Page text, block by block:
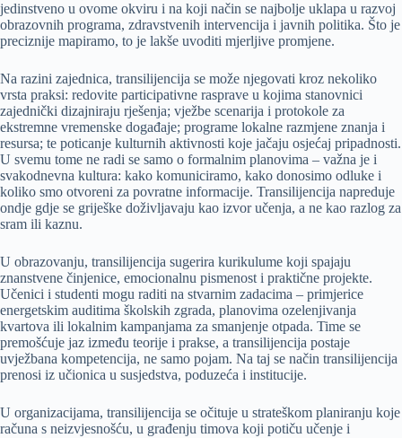
jedinstveno u ovome okviru i na koji način se najbolje uklapa u razvoj
obrazovnih programa, zdravstvenih intervencija i javnih politika. Što je
preciznije mapiramo, to je lakše uvoditi mjerljive promjene.
Na razini zajednica, transilijencija se može njegovati kroz nekoliko
vrsta praksi: redovite participativne rasprave u kojima stanovnici
zajednički dizajniraju rješenja; vježbe scenarija i protokole za
ekstremne vremenske događaje; programe lokalne razmjene znanja i
resursa; te poticanje kulturnih aktivnosti koje jačaju osjećaj pripadnosti.
U svemu tome ne radi se samo o formalnim planovima – važna je i
svakodnevna kultura: kako komuniciramo, kako donosimo odluke i
koliko smo otvoreni za povratne informacije. Transilijencija napreduje
ondje gdje se griješke doživljavaju kao izvor učenja, a ne kao razlog za
sram ili kaznu.
U obrazovanju, transilijencija sugerira kurikulume koji spajaju
znanstvene činjenice, emocionalnu pismenost i praktične projekte.
Učenici i studenti mogu raditi na stvarnim zadacima – primjerice
energetskim auditima školskih zgrada, planovima ozelenjivanja
kvartova ili lokalnim kampanjama za smanjenje otpada. Time se
premošćuje jaz između teorije i prakse, a transilijencija postaje
uvježbana kompetencija, ne samo pojam. Na taj se način transilijencija
prenosi iz učionica u susjedstva, poduzeća i institucije.
U organizacijama, transilijencija se očituje u strateškom planiranju koje
računa s neizvjesnošću, u građenju timova koji potiču učenje i